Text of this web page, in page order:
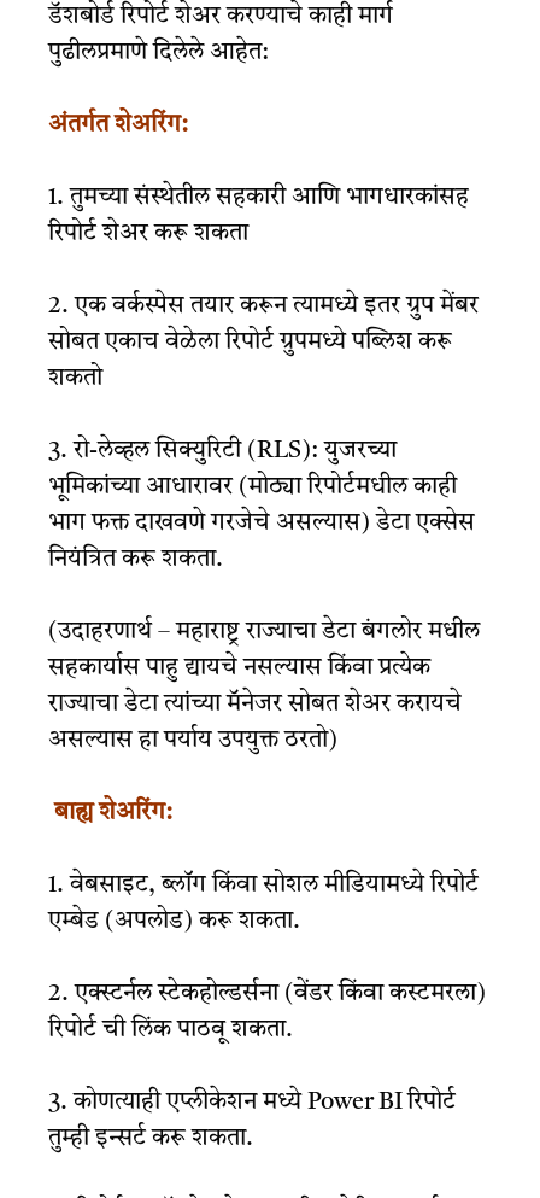
डॅशबोर्ड रिपोर्ट शेअर करण्याचे काही मार्ग
पुढीलप्रमाणे दिलेले आहेत:
अंतर्गत शेअरिंग:
1. तुमच्या संस्थेतील सहकारी आणि भागधारकांसह
रिपोर्ट शेअर करू शकता
2. एक वर्कस्पेस तयार करून त्यामध्ये इतर ग्रुप मेंबर
सोबत एकाच वेळेला रिपोर्ट ग्रुपमध्ये पब्लिश करू
शकतो
3. रो-लेव्हल सिक्युरिटी (RLS): युजरच्या
भूमिकांच्या आधारावर (मोठ्या रिपोर्टमधील काही
भाग फक्त दाखवणे गरजेचे असल्यास) डेटा एक्सेस
नियंत्रित करू शकता.
(उदाहरणार्थ – महाराष्ट्र राज्याचा डेटा बंगलोर मधील
सहकार्यास पाहु द्यायचे नसल्यास किंवा प्रत्येक
राज्याचा डेटा त्यांच्या मॅनेजर सोबत शेअर करायचे
असल्यास हा पर्याय उपयुक्त ठरतो)
बाह्य शेअरिंग:
1. वेबसाइट, ब्लॉग किंवा सोशल मीडियामध्ये रिपोर्ट
एम्बेड (अपलोड) करू शकता.
2. एक्स्टर्नल स्टेकहोल्डर्सना (वेंडर किंवा कस्टमरला)
रिपोर्ट ची लिंक पाठवू शकता.
3. कोणत्याही एप्लीकेशन मध्ये Power BI रिपोर्ट
तुम्ही इन्सर्ट करू शकता.